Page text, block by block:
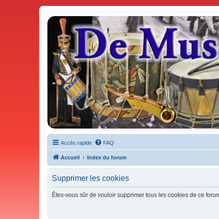
De Musicae Militari - Forums
Forums de discussions
Accès rapide FAQ
Accueil Index du forum
Supprimer les cookies
Êtes-vous sûr de vouloir supprimer tous les cookies de ce